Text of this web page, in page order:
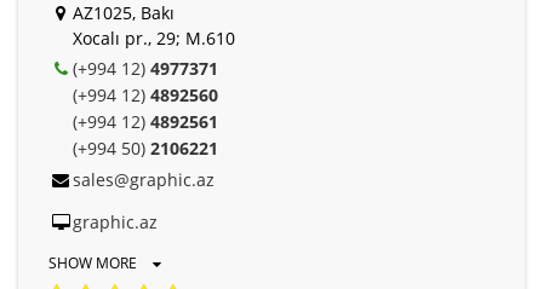
AZ1025, Bakı
Xocalı pr., 29; M.610
(+994 12) 4977371
(+994 12) 4892560
(+994 12) 4892561
(+994 50) 2106221
sales@graphic.az
graphic.az
SHOW MORE